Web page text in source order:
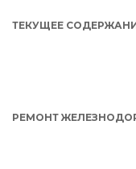
ТЕКУЩЕЕ
РЕМОНТ